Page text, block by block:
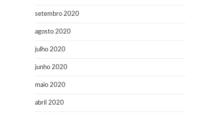
setembro 2020
agosto 2020
julho 2020
junho 2020
maio 2020
abril 2020